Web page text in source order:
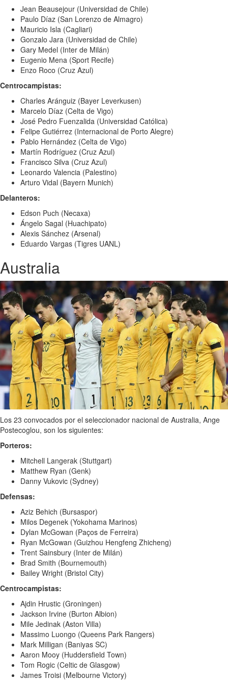
Jean Beausejour (Universidad de Chile)
Paulo Díaz (San Lorenzo de Almagro)
Mauricio Isla (Cagliari)
Gonzalo Jara (Universidad de Chile)
Gary Medel (Inter de Milán)
Eugenio Mena (Sport Recife)
Enzo Roco (Cruz Azul)
Centrocampistas:
Charles Aránguiz (Bayer Leverkusen)
Marcelo Díaz (Celta de Vigo)
José Pedro Fuenzalida (Universidad Católica)
Felipe Gutiérrez (Internacional de Porto Alegre)
Pablo Hernández (Celta de Vigo)
Martín Rodríguez (Cruz Azul)
Francisco Silva (Cruz Azul)
Leonardo Valencia (Palestino)
Arturo Vidal (Bayern Munich)
Delanteros:
Edson Puch (Necaxa)
Ángelo Sagal (Huachipato)
Alexis Sánchez (Arsenal)
Eduardo Vargas (Tigres UANL)
Australia
Los 23 convocados por el seleccionador nacional de Australia, Ange
Postecoglou, son los siguientes:
Porteros:
Mitchell Langerak (Stuttgart)
Matthew Ryan (Genk)
Danny Vukovic (Sydney)
Defensas:
Aziz Behich (Bursaspor)
Milos Degenek (Yokohama Marinos)
Dylan McGowan (Paços de Ferreira)
Ryan McGowan (Guizhou Hengfeng Zhicheng)
Trent Sainsbury (Inter de Milán)
Brad Smith (Bournemouth)
Bailey Wright (Bristol City)
Centrocampistas:
Ajdin Hrustic (Groningen)
Jackson Irvine (Burton Albion)
Mile Jedinak (Aston Villa)
Massimo Luongo (Queens Park Rangers)
Mark Milligan (Baniyas SC)
Aaron Mooy (Huddersfield Town)
Tom Rogic (Celtic de Glasgow)
James Troisi (Melbourne Victory)